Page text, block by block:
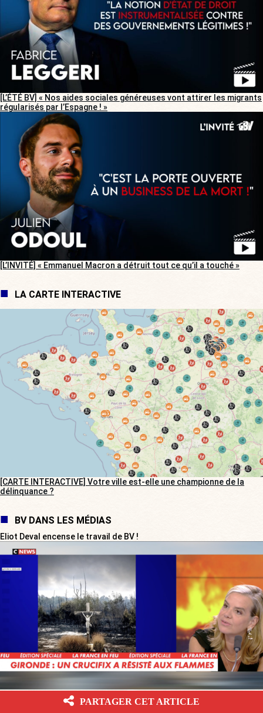
[L’ÉTÉ BV] « Nos aides sociales généreuses vont attirer les migrants
régularisés par l’Espagne ! »
[L’INVITÉ] « Emmanuel Macron a détruit tout ce qu’il a touché »
LA CARTE INTERACTIVE
[CARTE INTERACTIVE] Votre ville est-elle une championne de la
délinquance ?
BV DANS LES MÉDIAS
Eliot Deval encense le travail de BV !
PARTAGER CET ARTICLE